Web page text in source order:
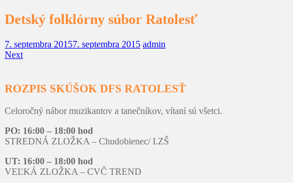
Detský folklórny súbor Ratolesť
7. septembra 20157. septembra 2015 admin
Next
ROZPIS SKÚŠOK DFS RATOLESŤ
Celoročný nábor muzikantov a tanečníkov, vítaní sú všetci.
PO: 16:00 – 18:00 hod
STREDNÁ ZLOŽKA – Chudobienec/ I.ZŠ
UT: 16:00 – 18:00 hod
VEĽKÁ ZLOŽKA – CVČ TREND